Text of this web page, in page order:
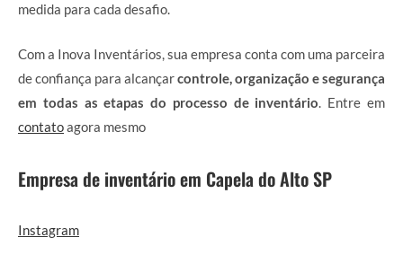
medida para cada desafio.
Com a Inova Inventários, sua empresa conta com uma parceira
de confiança para alcançarcontrole, organização e segurança
em todas as etapas do processo de inventário . Entre em
contatoagora mesmo
Empresa de inventário em Capela do Alto SP
Instagram